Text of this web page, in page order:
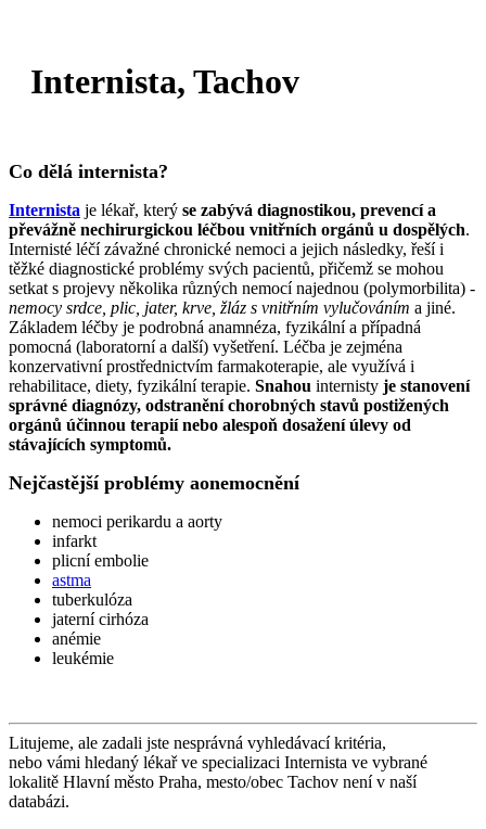
Internista, Tachov
Co dělá internista?
Internista je lékař, který se zabývá diagnostikou, prevencí a
převážně nechirurgickou léčbou vnitřních orgánů u dospělých.
Internisté léčí závažné chronické nemoci a jejich následky, řeší i
těžké diagnostické problémy svých pacientů, přičemž se mohou
setkat s projevy několika různých nemocí najednou (polymorbilita) -
nemocy srdce, plic, jater, krve, žláz s vnitřním vylučováním a jiné.
Základem léčby je podrobná anamnéza, fyzikální a případná
pomocná (laboratorní a další) vyšetření. Léčba je zejména
konzervativní prostřednictvím farmakoterapie, ale využívá i
rehabilitace, diety, fyzikální terapie. Snahou internisty je stanovení
správné diagnózy, odstranění chorobných stavů postižených
orgánů účinnou terapií nebo alespoň dosažení úlevy od
stávajících symptomů.
Nejčastější problémy aonemocnění
nemoci perikardu a aorty
infarkt
plicní embolie
astma
tuberkulóza
jaterní cirhóza
anémie
leukémie
Litujeme, ale zadali jste nesprávná vyhledávací kritéria,
nebo vámi hledaný lékař ve specializaci Internista ve vybrané
lokalitě Hlavní město Praha, mesto/obec Tachov není v naší
databázi.